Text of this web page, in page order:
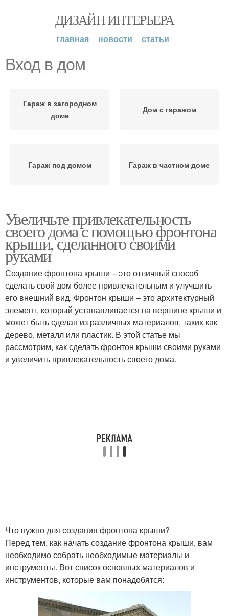
ДИЗАЙН ИНТЕРЬЕРА
главная новости статьи
Вход в дом
Гараж в загородном
доме
Дом с гаражом
Гараж под домом Гараж в частном доме
Увеличьте привлекательность
своего дома с помощью фронтона
крыши, сделанного своими
руками
Создание фронтона крыши – это отличный способ
сделать свой дом более привлекательным и улучшить
его внешний вид. Фронтон крыши – это архитектурный
элемент, который устанавливается на вершине крыши и
может быть сделан из различных материалов, таких как
дерево, металл или пластик. В этой статье мы
рассмотрим, как сделать фронтон крыши своими руками
и увеличить привлекательность своего дома.
Что нужно для создания фронтона крыши?
Перед тем, как начать создание фронтона крыши, вам
необходимо собрать необходимые материалы и
инструменты. Вот список основных материалов и
инструментов, которые вам понадобятся: